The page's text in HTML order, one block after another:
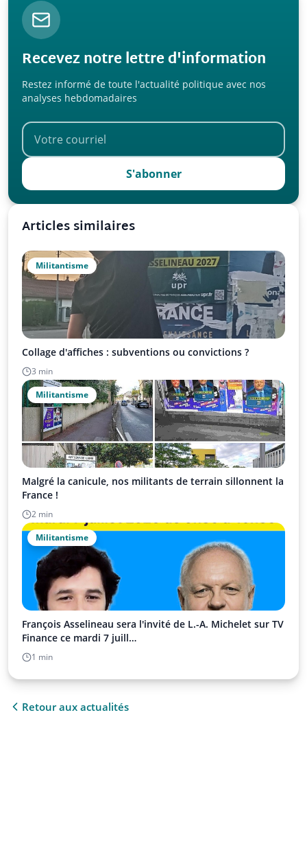
Recevez notre lettre d'information
Restez informé de toute l'actualité politique avec nos
analyses hebdomadaires
S'abonner
Articles similaires
Militantisme
Collage d'affiches : subventions ou convictions ?
3 min
Militantisme
Malgré la canicule, nos militants de terrain sillonnent la
France !
2 min
Militantisme
François Asselineau sera l'invité de L.-A. Michelet sur TV
Finance ce mardi 7 juill…
1 min
Retour aux actualités